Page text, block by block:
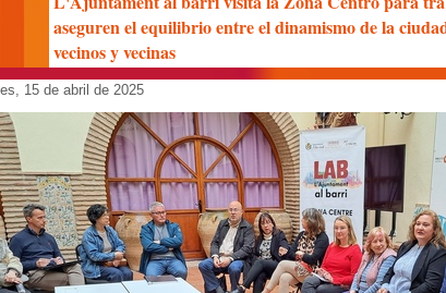
aseguren el equilibrio entre el dinamismo de la
vecinos y vecinas
15 de abril de 2025